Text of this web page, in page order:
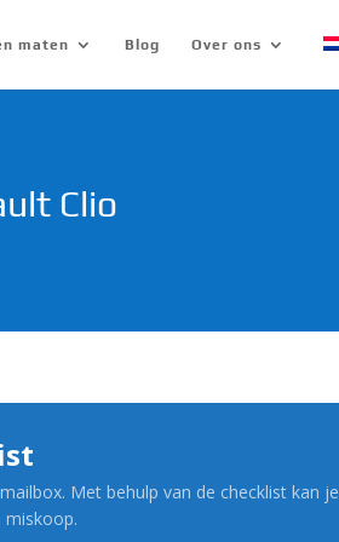
maten Blog Over ons
Clio
Met behulp van de checklist kan je